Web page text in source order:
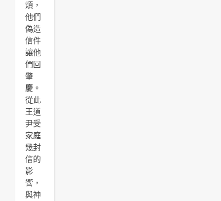
煩，
他們
偽造
信件
讓他
們回
肇
慶。
從此
王道
尹受
家庭
幾封
信的
影
響，
與神